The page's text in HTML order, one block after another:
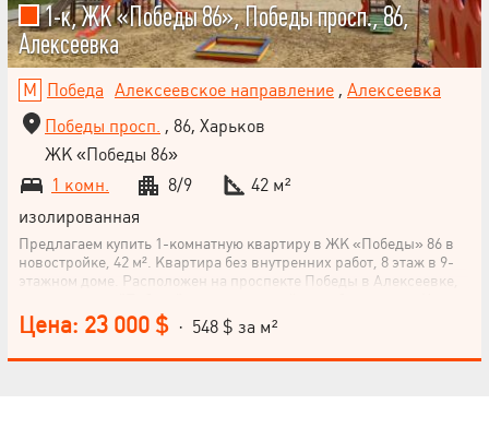
1-к, ЖК «Победы 86», Победы просп., 86,
Алексеевка
Победа Алексеевское направление, Алексеевка
Победы просп. , 86, Харьков
ЖК «Победы 86»
1 комн.
8/9
42 м²
изолированная
Предлагаем купить 1-комнатную квартиру в ЖК «Победы» 86 в
новостройке, 42 м². Квартира без внутренних работ, 8 этаж в 9-
этажном доме. Расположен на проспекте Победы в Алексеевке,
11 м2. Квартира эконом-класса. Не упускайте возможность
приобрести это жилье! Квартира ждет своего нового владельца.
Позвоните нам уже сегодня и договоримся о просмотре.
Цена: 23 000 $ · 548 $ за м²